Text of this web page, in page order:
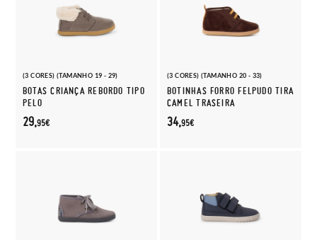
(3 CORES) (TAMANHO 19 - 29)
BOTAS CRIANÇA REBORDO TIPO
PELO
29,95€
(3 CORES) (TAMANHO 20 - 33)
BOTINHAS FORRO FELPUDO TIRA
CAMEL TRASEIRA
34,95€